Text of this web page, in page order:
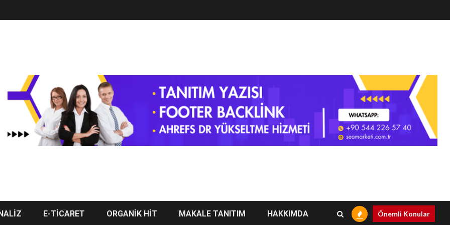
E-TİCARET ORGANİK HİT MAKALE TANITIM HAKKIMDA Önemli Konular